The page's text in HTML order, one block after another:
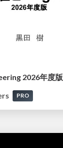
2026年度版
PRO